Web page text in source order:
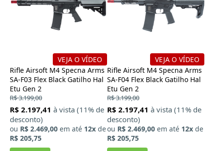
VEJA O VÍDEO
Rifle Airsoft M4 Specna Arms
SA-F03 Flex Black Gatilho Hal
Etu Gen 2
R$ 3.199,00
R$ 2.197,41 à vista (11% de
desconto)
ou R$ 2.469,00 em até 12x de
R$ 205,75
VEJA O VÍDEO
Rifle Airsoft M4 Specna Arms
SA-F04 Flex Black Gatilho Hal
Etu Gen 2
R$ 3.199,00
R$ 2.197,41 à vista (11% de
desconto)
ou R$ 2.469,00 em até 12x de
R$ 205,75